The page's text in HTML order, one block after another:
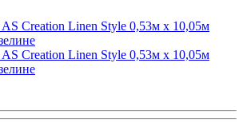
Creation Linen Style 0,53м x 10,05м
Creation Linen Style 0,53м x 10,05м